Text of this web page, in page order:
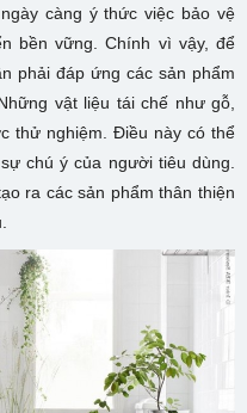
càng ý thức việc bảo vệ
bền vững. Chính vì vậy, để
phải đáp ứng các sản phẩm
vật liệu tái chế như gỗ,
thử nghiệm. Điều này có thể
chú ý của người tiêu dùng.
tạo ra các sản phẩm thân thiện